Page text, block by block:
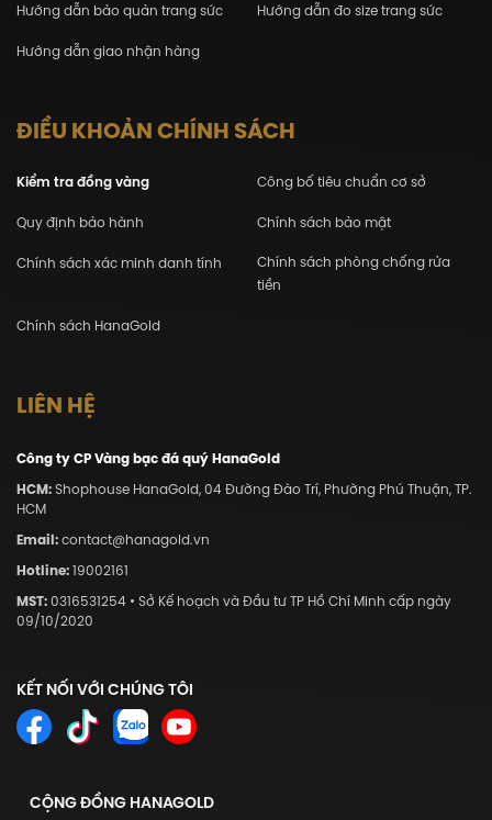
Hướng dẫn bảo quản trang sức Hướng dẫn đo size trang sức
Hướng dẫn giao nhận hàng
ĐIỀU KHOẢN CHÍNH SÁCH
Kiểm tra đồng vàng Công bố tiêu chuẩn cơ sở
Quy định bảo hành Chính sách bảo mật
Chính sách xác minh danh tính
Chính sách phòng chống rửa
tiền
Chính sách HanaGold
LIÊN HỆ
Công ty CP Vàng bạc đá quý HanaGold
HCM:Shophouse HanaGold, 04 Đường Đào Trí, Phường Phú Thuận, TP.
HCM
Email:contact@hanagold.vn
Hotline:19002161
MST:0316531254 • Sở Kế hoạch và Đầu tư TP Hồ Chí Minh cấp ngày
09/10/2020
KẾT NỐI VỚI CHÚNG TÔI
CỘNG ĐỒNG HANAGOLD